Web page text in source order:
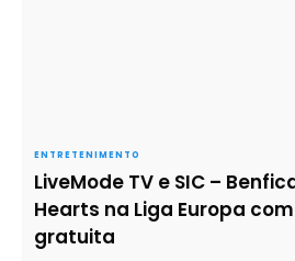
ENTRETENIMENTO
LiveMode TV e SIC –
Hearts na Liga Europa
gratuita